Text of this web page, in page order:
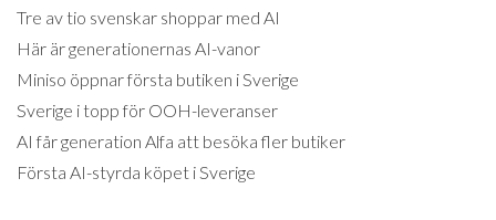
Tre av tio svenskar shoppar med AI
Här är generationernas AI-vanor
Miniso öppnar första butiken i Sverige
Sverige i topp för OOH-leveranser
AI får generation Alfa att besöka fler butiker
Första AI-styrda köpet i Sverige